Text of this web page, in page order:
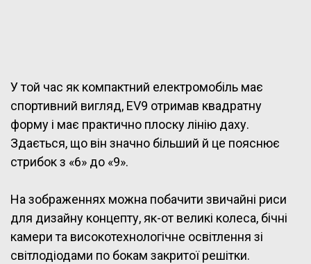
У той час як компактний електромобіль має
спортивний вигляд, EV9 отримав квадратну
форму і має практично плоску лінію даху.
Здається, що він значно більший й це пояснює
стрибок з «6» до «9».
На зображеннях можна побачити звичайні риси
для дизайну концепту, як-от великі колеса, бічні
камери та високотехнологічне освітлення зі
світлодіодами по бокам закритої решітки.